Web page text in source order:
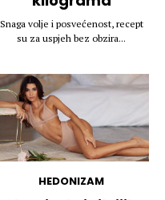
Snaga volje i posvećenost, recept
su za uspjeh bez obzira...
HEDONIZAM